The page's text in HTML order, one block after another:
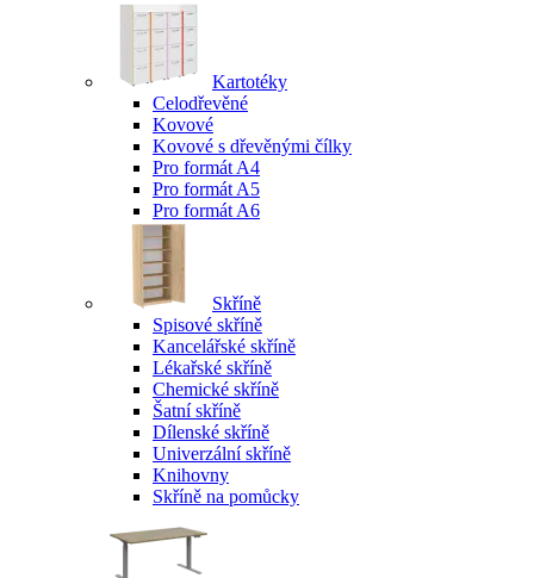
Kartotéky
Celodřevěné
Kovové
Kovové s dřevěnými čílky
Pro formát A4
Pro formát A5
Pro formát A6
Skříně
Spisové skříně
Kancelářské skříně
Lékařské skříně
Chemické skříně
Šatní skříně
Dílenské skříně
Univerzální skříně
Knihovny
Skříně na pomůcky